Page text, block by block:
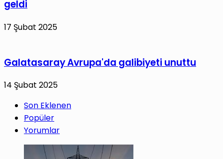
geldi
17 Şubat 2025
Galatasaray Avrupa'da galibiyeti unuttu
14 Şubat 2025
Son Eklenen
Popüler
Yorumlar